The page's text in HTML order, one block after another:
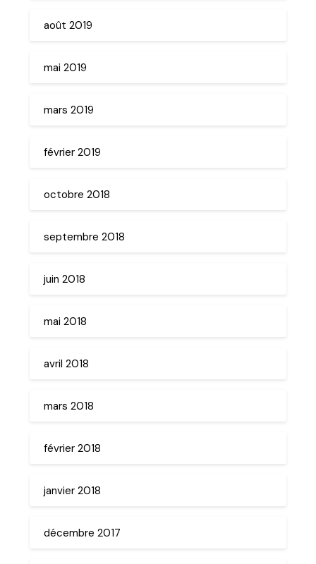
août 2019
mai 2019
mars 2019
février 2019
octobre 2018
septembre 2018
juin 2018
mai 2018
avril 2018
mars 2018
février 2018
janvier 2018
décembre 2017